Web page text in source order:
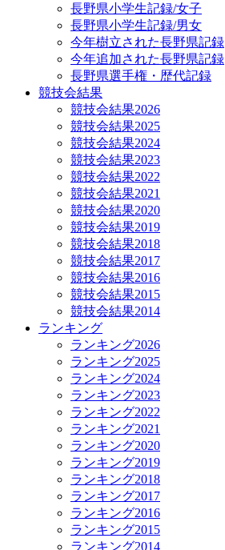
長野県小学生記録/女子
長野県小学生記録/男女
今年樹立された長野県記録
今年追加された長野県記録
長野県選手権・歴代記録
競技会結果
競技会結果2026
競技会結果2025
競技会結果2024
競技会結果2023
競技会結果2022
競技会結果2021
競技会結果2020
競技会結果2019
競技会結果2018
競技会結果2017
競技会結果2016
競技会結果2015
競技会結果2014
ランキング
ランキング2026
ランキング2025
ランキング2024
ランキング2023
ランキング2022
ランキング2021
ランキング2020
ランキング2019
ランキング2018
ランキング2017
ランキング2016
ランキング2015
ランキング2014